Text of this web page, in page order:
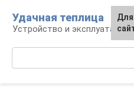
контенту
Удачная теплица
Устройство и эксплуатация